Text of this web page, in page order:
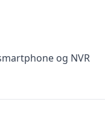
og NVR